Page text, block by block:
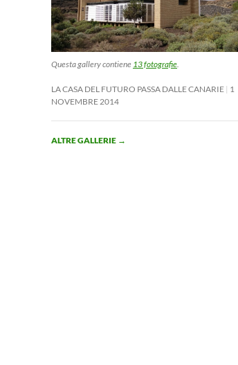
Questa gallery contiene 13 fotografie.
LA CASA DEL FUTURO PASSA DALLE CANARIE 1
NOVEMBRE 2014
ALTRE GALLERIE →